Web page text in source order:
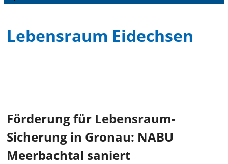
Lebensraum Eidechsen
Förderung für Lebensraum-
Sicherung in Gronau: NABU
Meerbachtal saniert